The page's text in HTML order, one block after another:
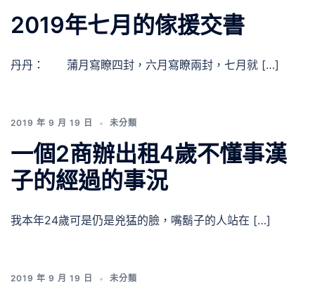
2019年七月的傢援交書
丹丹： 蒲月寫瞭四封，六月寫瞭兩封，七月就 […]
2019 年 9 月 19 日 未分類
一個2商辦出租4歲不懂事漢
子的經過的事況
我本年24歲可是仍是兇猛的臉，嘴鬍子的人站在 […]
2019 年 9 月 19 日 未分類